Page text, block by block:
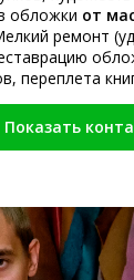
обложки от
ремонт
переплета
Показать